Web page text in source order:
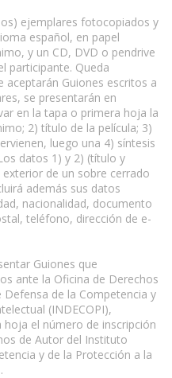
ejemplares fotocopiados y
español, en papel
y un CD, DVD o pendrive
participante. Queda
aceptarán Guiones escritos a
se presentarán en
en la tapa o primera hoja la
2) título de la película; 3)
luego una 4) síntesis
datos 1) y 2) (título y
de un sobre cerrado
además sus datos
nacionalidad, documento
teléfono, dirección de e-
Guiones que
ante la Oficina de Derechos
de la Competencia y
(INDECOPI),
el número de inscripción
de Autor del Instituto
y de la Protección a la